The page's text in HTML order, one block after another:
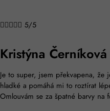
 5/5
Kristýna Černíková
Je to super, jsem překvapena,
hladké a pomáhá mi to roztírat
Omlouvám se za špatné barvy